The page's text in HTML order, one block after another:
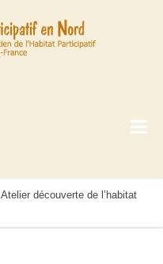
Atelier découverte de l’habitat